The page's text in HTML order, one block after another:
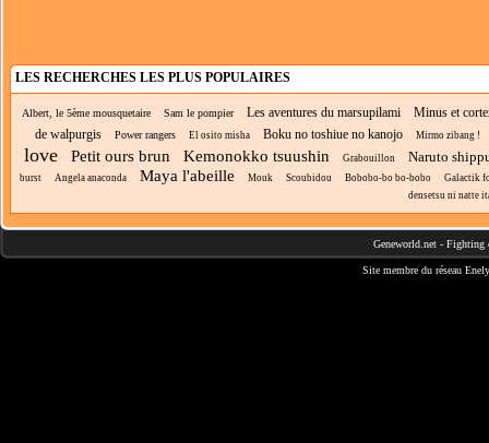
LES RECHERCHES LES PLUS POPULAIRES
Albert, le 5ème mousquetaire Sam le pompier Les aventures du marsupilami
Minus et
de walpurgis
Power rangers El osito misha Boku no toshiue no kanojo Mirmo zibang !
love Petit ours brun Kemonokko tsuushin Grabouillon Naruto
burst Angela anaconda Maya l'abeille Mouk Scoubidou Bobobo-bo bo-bobo
Galactik
densetsu ni natte
Geneworld.net - Fighting
Site membre du réseau